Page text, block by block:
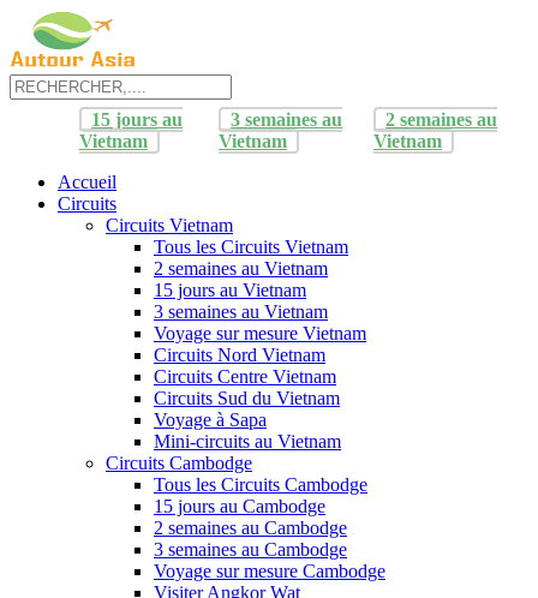
15 jours au
Vietnam
3 semaines au
Vietnam
2 semaines au
Vietnam
Accueil
Circuits
Circuits Vietnam
Tous les Circuits Vietnam
2 semaines au Vietnam
15 jours au Vietnam
3 semaines au Vietnam
Voyage sur mesure Vietnam
Circuits Nord Vietnam
Circuits Centre Vietnam
Circuits Sud du Vietnam
Voyage à Sapa
Mini-circuits au Vietnam
Circuits Cambodge
Tous les Circuits Cambodge
15 jours au Cambodge
2 semaines au Cambodge
3 semaines au Cambodge
Voyage sur mesure Cambodge
Visiter Angkor Wat